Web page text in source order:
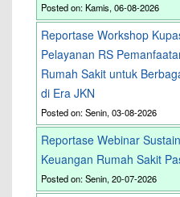
Posted on: Kamis, 06-08-2026
Reportase Workshop
Pelayanan RS
Rumah Sakit untuk
di Era JKN
Posted on: Senin, 03-08-2026
Reportase Webinar
Keuangan Rumah Sakit
Posted on: Senin, 20-07-2026